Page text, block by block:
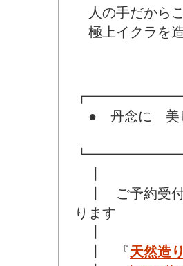
人の手だから
極上イクラを
● 丹念に 美し
┃ ご予約受付
ります
┃ 『天然造